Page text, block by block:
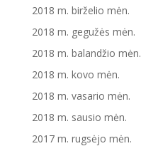
2018 m. birželio mėn.
2018 m. gegužės mėn.
2018 m. balandžio mėn.
2018 m. kovo mėn.
2018 m. vasario mėn.
2018 m. sausio mėn.
2017 m. rugsėjo mėn.